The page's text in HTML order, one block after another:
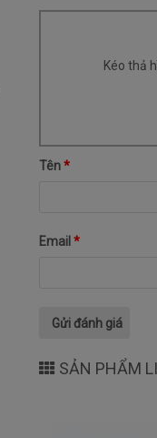
Kéo thả
Tên*
Email *
SẢN PHẨM